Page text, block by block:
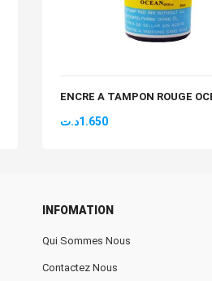
ENCRE A TAMPON ROUGE
1.650د.ت
INFOMATION
Qui Sommes Nous
Contactez Nous